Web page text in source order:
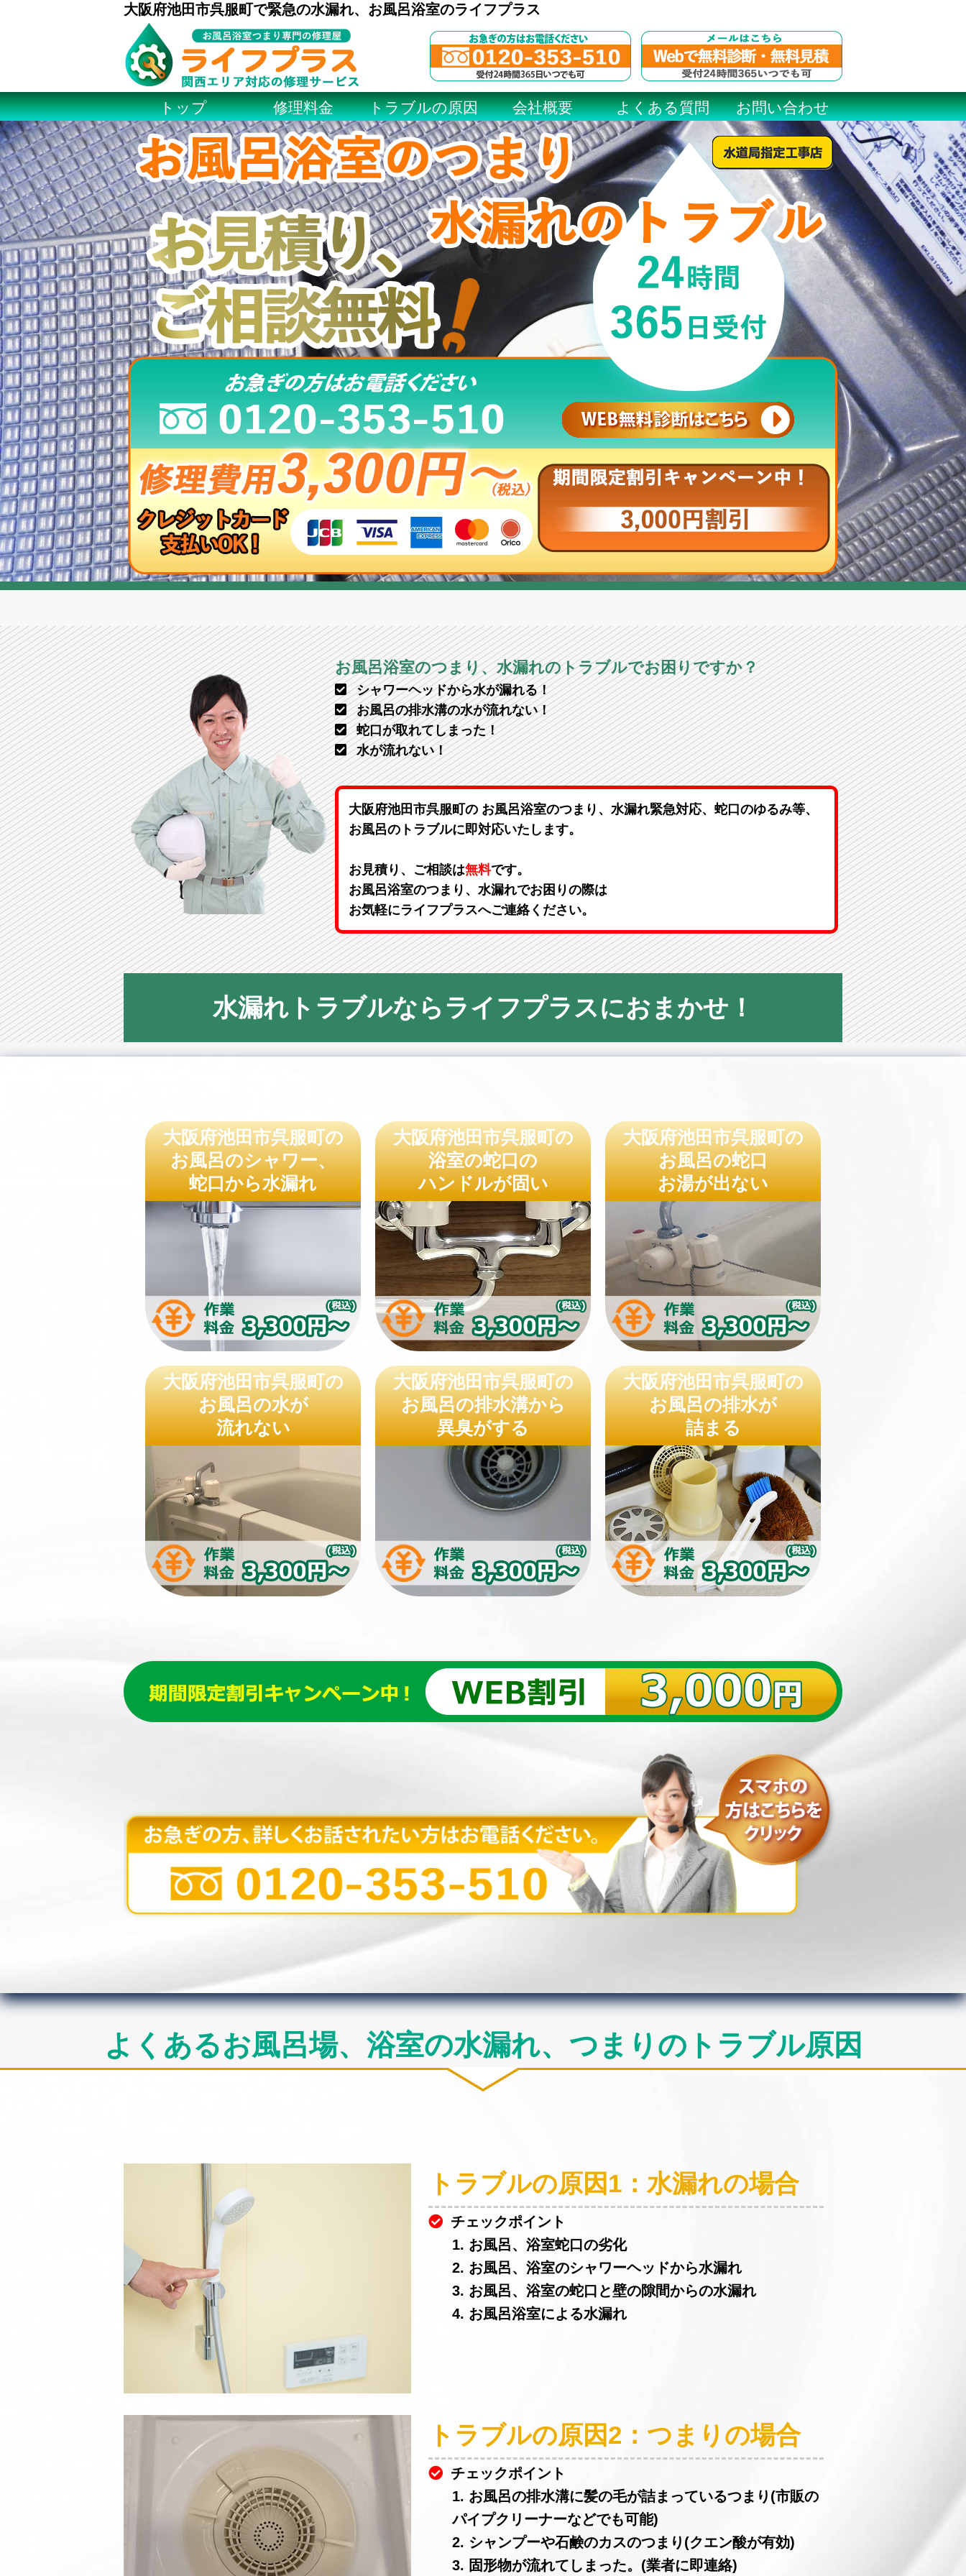
大阪府池田市呉服町で緊急の水漏れ、お風呂浴室のライフプラス
トップ 修理料金 トラブルの原因 会社概要 よくある質問 お問い合わせ
お風呂浴室のつまり、水漏れのトラブルでお困りですか？
シャワーヘッドから水が漏れる！
お風呂の排水溝の水が流れない！
蛇口が取れてしまった！
水が流れない！
大阪府池田市呉服町の お風呂浴室のつまり、水漏れ緊急対応、蛇口のゆるみ等、
お風呂のトラブルに即対応いたします。
お見積り、ご相談は無料です。
お風呂浴室のつまり、水漏れでお困りの際は
お気軽にライフプラスへご連絡ください。
水漏れトラブルならライフプラスにおまかせ！
大阪府池田市呉服町の
お風呂のシャワー、
蛇口から水漏れ
大阪府池田市呉服町の
浴室の蛇口の
ハンドルが固い
大阪府池田市呉服町の
お風呂の蛇口
お湯が出ない
大阪府池田市呉服町の
お風呂の水が
流れない
大阪府池田市呉服町の
お風呂の排水溝から
異臭がする
大阪府池田市呉服町の
お風呂の排水が
詰まる
よくあるお風呂場、浴室の水漏れ、つまりのトラブル原因
トラブルの原因1：水漏れの場合
チェックポイント
1. お風呂、浴室蛇口の劣化
2. お風呂、浴室のシャワーヘッドから水漏れ
3. お風呂、浴室の蛇口と壁の隙間からの水漏れ
4. お風呂浴室による水漏れ
トラブルの原因2：つまりの場合
チェックポイント
1. お風呂の排水溝に髪の毛が詰まっているつまり(市販の
パイプクリーナーなどでも可能)
2. シャンプーや石鹸のカスのつまり(クエン酸が有効)
3. 固形物が流れてしまった。(業者に即連絡)